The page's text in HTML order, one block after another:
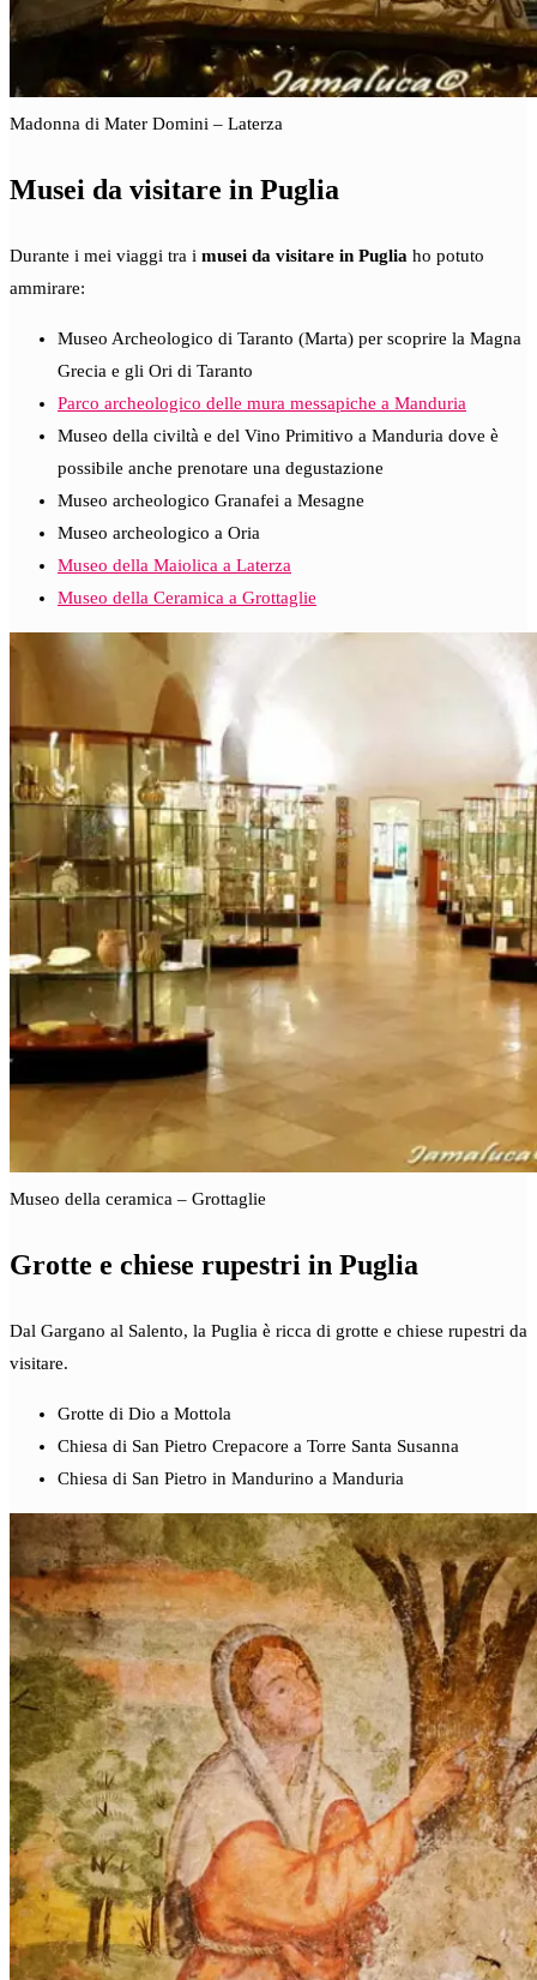
Madonna di Mater Domini – Laterza
Musei da visitare in Puglia
Durante i mei viaggi tra i musei da visitare in Puglia ho potuto
ammirare:
Museo Archeologico di Taranto (Marta) per scoprire la Magna
Grecia e gli Ori di Taranto
Parco archeologico delle mura messapiche a Manduria
Museo della civiltà e del Vino Primitivo a Manduria dove è
possibile anche prenotare una degustazione
Museo archeologico Granafei a Mesagne
Museo archeologico a Oria
Museo della Maiolica a Laterza
Museo della Ceramica a Grottaglie
Museo della ceramica – Grottaglie
Grotte e chiese rupestri in Puglia
Dal Gargano al Salento, la Puglia è ricca di grotte e chiese rupestri da
visitare.
Grotte di Dio a Mottola
Chiesa di San Pietro Crepacore a Torre Santa Susanna
Chiesa di San Pietro in Mandurino a Manduria